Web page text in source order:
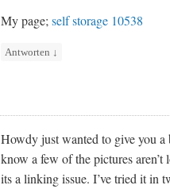
My page;self storage 10538
Antworten ↓
Howdy just wanted to give you a
know a few of the pictures
its a linking issue. I’ve tried it in